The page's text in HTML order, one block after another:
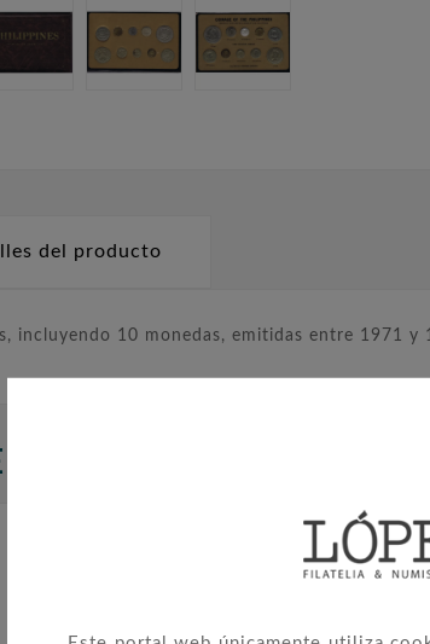
del producto
incluyendo 10 monedas, emitidas entre 1971
ADQUIRIERON ESTE